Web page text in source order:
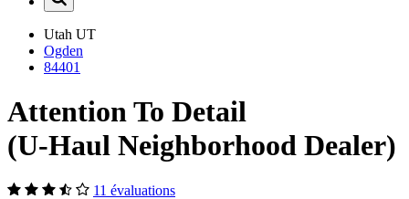
Utah UT
Ogden
84401
Attention To Detail
(U-Haul Neighborhood Dealer)
11 évaluations